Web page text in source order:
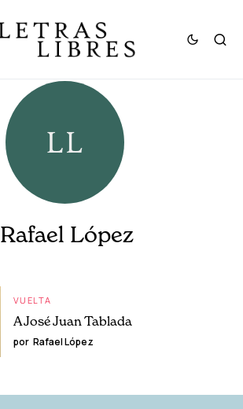
Rafael López
VUELTA
A José Juan Tablada
por Rafael López